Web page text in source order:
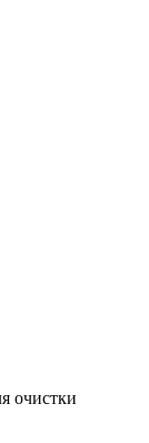
очистки